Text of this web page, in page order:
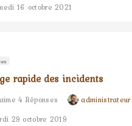
16 octobre 2021
rapide des incidents
4 Réponses
administrateur
29 octobre 2019